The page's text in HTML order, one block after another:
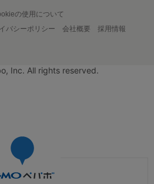
の使用について
バシーポリシー 会社概要
採用情報
Inc. All rights reserved.